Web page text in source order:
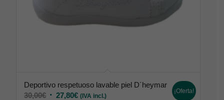
Deportivo respetuoso lavable piel D´heymar
30,00€ 27,80€ (IVA incl.)
¡Oferta!